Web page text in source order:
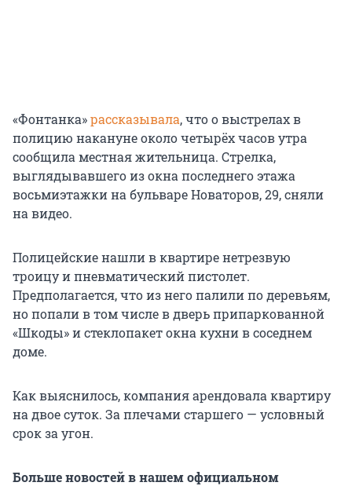
«Фонтанка»рассказывала, что о выстрелах в
полицию накануне около четырёх часов утра
сообщила местная жительница. Стрелка,
выглядывавшего из окна последнего этажа
восьмиэтажки на бульваре Новаторов, 29, сняли
на видео.
Полицейские нашли в квартире нетрезвую
троицу и пневматический пистолет.
Предполагается, что из него палили по деревьям,
но попали в том числе в дверь припаркованной
«Шкоды» и стеклопакет окна кухни в соседнем
доме.
Как выяснилось, компания арендовала квартиру
на двое суток. За плечами старшего — условный
срок за угон.
Больше новостей в нашем официальном